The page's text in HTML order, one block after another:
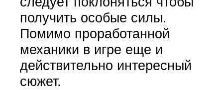
получить особые силы.
Помимо проработанной
механики в игре еще и
действительно интересный
сюжет.